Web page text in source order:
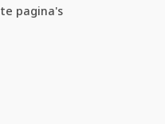
pagina's